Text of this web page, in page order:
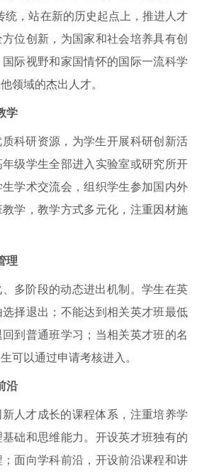
统，站在新的历史起点上，推进人才
位创新，为国家和社会培养具有创
际视野和家国情怀的国际一流科学
领域的杰出人才。
学
科研资源，为学生开展科研创新活
级学生全部进入实验室或研究所开
学术交流会，组织学生参加国内外
学，教学方式多元化，注重因材施
理
多阶段的动态进出机制。学生在英
择退出；不能达到相关英才班最低
到普通班学习；当相关英才班的名
可以通过申请考核进入。
沿
人才成长的课程体系，注重培养学
础和思维能力。开设英才班独有的
面向学科前沿，开设前沿课程和讲